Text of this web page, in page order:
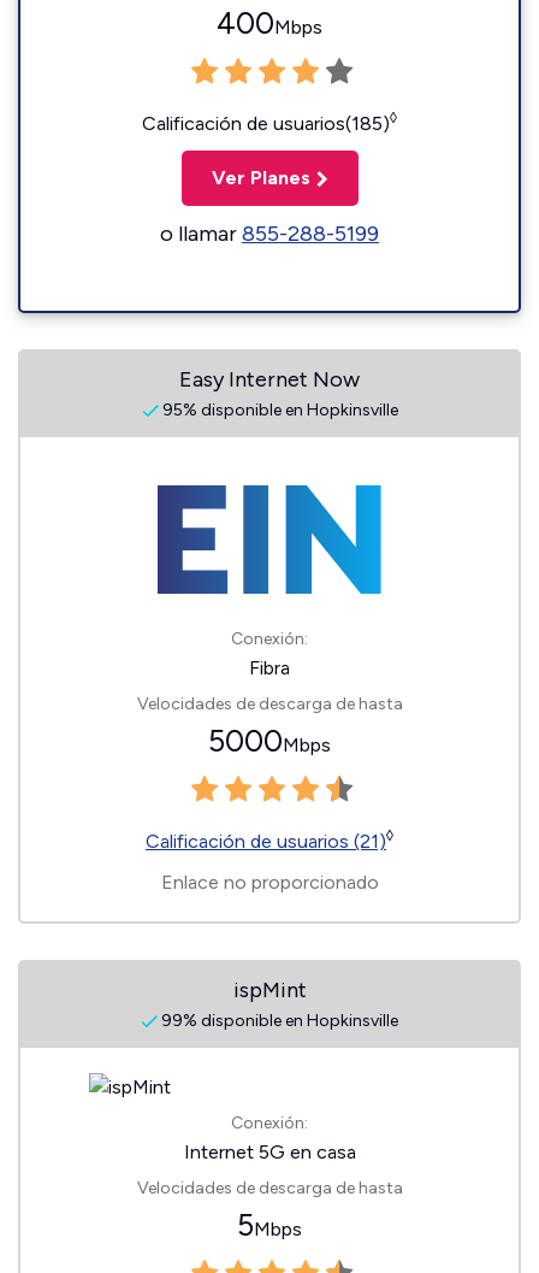
400Mbps
Calificación de usuarios(185)◊
Ver Planes
o llamar855-288-5199
Easy Internet Now
95% disponible en Hopkinsville
Conexión:
Fibra
Velocidades de descarga de hasta
5000Mbps
Calificación de usuarios (21)◊
Enlace no proporcionado
ispMint
99% disponible en Hopkinsville
Conexión:
Internet 5G en casa
Velocidades de descarga de hasta
5Mbps